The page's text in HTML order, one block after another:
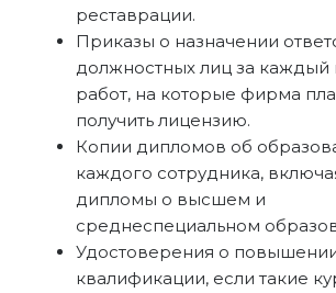
реставрации.
Приказы о назначении
должностных лиц за каждый
работ, на которые фирма
получить лицензию.
Копии дипломов об
каждого сотрудника,
дипломы о высшем и
среднеспециальном
Удостоверения о
квалификации, если такие